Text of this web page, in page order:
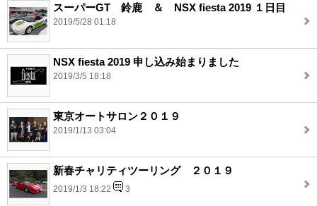
スーパーGT 鈴鹿 ＆ NSX fiesta 2019 １日目
2019/5/28 01:18
NSX fiesta 2019 申し込み始まりました
2019/3/5 18:18
東京オートサロン２０１９
2019/1/13 03:04
新春チャリティツーリング ２０１９
2019/1/3 18:22 3